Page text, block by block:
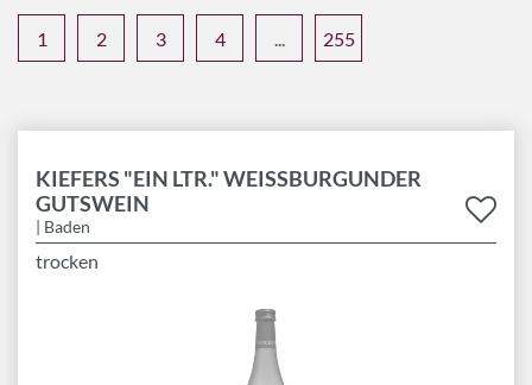
1 2 3 4 ... 255
KIEFERS "EIN LTR." WEISSBURGUNDER G
UTSWEIN
| Baden
trocken